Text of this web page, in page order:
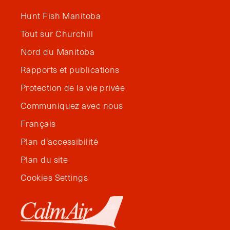
Hunt Fish Manitoba
Tout sur Churchill
Nord du Manitoba
Rapports et publications
Protection de la vie privée
Communiquez avec nous
Français
Plan d'accessibilité
Plan du site
Cookies Settings